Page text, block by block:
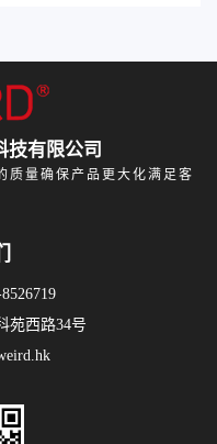
技有限公司
质量确保产品更大化满足客
苑西路34号